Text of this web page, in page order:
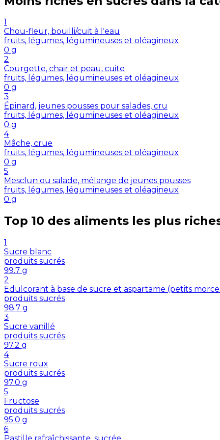
1
Chou-fleur, bouilli/cuit à l'eau
fruits, légumes, légumineuses et oléagineux
0 g
2
Courgette, chair et peau, cuite
fruits, légumes, légumineuses et oléagineux
0 g
3
Épinard, jeunes pousses pour salades, cru
fruits, légumes, légumineuses et oléagineux
0 g
4
Mâche, crue
fruits, légumes, légumineuses et oléagineux
0 g
5
Mesclun ou salade, mélange de jeunes pousses
fruits, légumes, légumineuses et oléagineux
0 g
Top 10 des aliments les plus
1
Sucre blanc
produits sucrés
99.7 g
2
Edulcorant à base de sucre et aspartame (petits
produits sucrés
98.7 g
3
Sucre vanillé
produits sucrés
97.2 g
4
Sucre roux
produits sucrés
97.0 g
5
Fructose
produits sucrés
95.0 g
6